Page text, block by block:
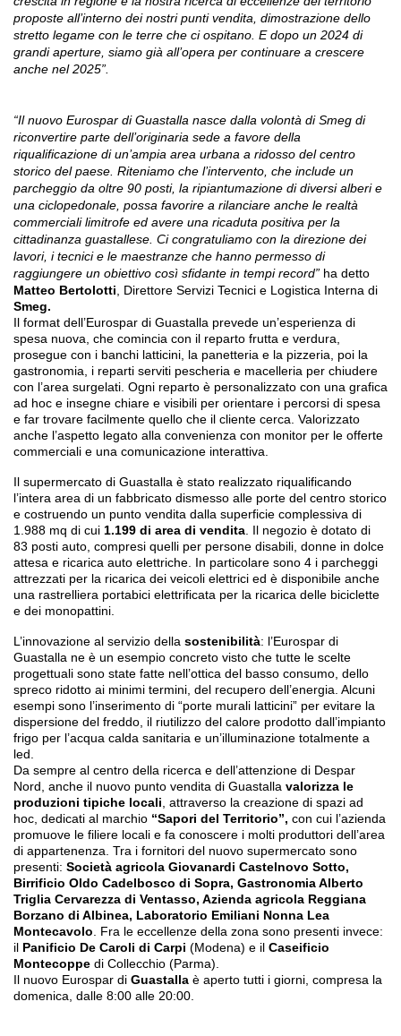
proposte all’interno dei nostri punti vendita, dimostrazione dello
stretto legame con le terre che ci ospitano. E dopo un 2024 di
grandi aperture, siamo già all’opera per continuare a crescere
anche nel 2025”.
“Il nuovo Eurospar di Guastalla nasce dalla volontà di Smeg di
riconvertire parte dell’originaria sede a favore della
riqualificazione di un’ampia area urbana a ridosso del centro
storico del paese. Riteniamo che l’intervento, che include un
parcheggio da oltre 90 posti, la ripiantumazione di diversi alberi e
una ciclopedonale, possa favorire a rilanciare anche le realtà
commerciali limitrofe ed avere una ricaduta positiva per la
cittadinanza guastallese. Ci congratuliamo con la direzione dei
lavori, i tecnici e le maestranze che hanno permesso di
raggiungere un obiettivo così sfidante in tempi record” ha detto
Matteo Bertolotti, Direttore Servizi Tecnici e Logistica Interna di
Smeg.
Il format dell’Eurospar di Guastalla prevede un’esperienza di
spesa nuova, che comincia con il reparto frutta e verdura,
prosegue con i banchi latticini, la panetteria e la pizzeria, poi la
gastronomia, i reparti serviti pescheria e macelleria per chiudere
con l’area surgelati. Ogni reparto è personalizzato con una grafica
ad hoc e insegne chiare e visibili per orientare i percorsi di spesa
e far trovare facilmente quello che il cliente cerca. Valorizzato
anche l’aspetto legato alla convenienza con monitor per le offerte
commerciali e una comunicazione interattiva.
Il supermercato di Guastalla è stato realizzato riqualificando
l’intera area di un fabbricato dismesso alle porte del centro storico
e costruendo un punto vendita dalla superficie complessiva di
1.988 mq di cui 1.199 di area di vendita. Il negozio è dotato di
83 posti auto, compresi quelli per persone disabili, donne in dolce
attesa e ricarica auto elettriche. In particolare sono 4 i parcheggi
attrezzati per la ricarica dei veicoli elettrici ed è disponibile anche
una rastrelliera portabici elettrificata per la ricarica delle biciclette
e dei monopattini.
L’innovazione al servizio della sostenibilità: l’Eurospar di
Guastalla ne è un esempio concreto visto che tutte le scelte
progettuali sono state fatte nell’ottica del basso consumo, dello
spreco ridotto ai minimi termini, del recupero dell’energia. Alcuni
esempi sono l’inserimento di “porte murali latticini” per evitare la
dispersione del freddo, il riutilizzo del calore prodotto dall’impianto
frigo per l’acqua calda sanitaria e un’illuminazione totalmente a
led.
Da sempre al centro della ricerca e dell’attenzione di Despar
Nord, anche il nuovo punto vendita di Guastalla valorizza le
produzioni tipiche locali, attraverso la creazione di spazi ad
hoc, dedicati al marchio “Sapori del Territorio”, con cui l’azienda
promuove le filiere locali e fa conoscere i molti produttori dell’area
di appartenenza. Tra i fornitori del nuovo supermercato sono
presenti: Società agricola Giovanardi Castelnovo Sotto,
Birrificio Oldo Cadelbosco di Sopra, Gastronomia Alberto
Triglia Cervarezza di Ventasso, Azienda agricola Reggiana
Borzano di Albinea, Laboratorio Emiliani Nonna Lea
Montecavolo. Fra le eccellenze della zona sono presenti invece:
il Panificio De Caroli di Carpi (Modena) e il Caseificio
Montecoppe di Collecchio (Parma).
Il nuovo Eurospar di Guastalla è aperto tutti i giorni, compresa la
domenica, dalle 8:00 alle 20:00.